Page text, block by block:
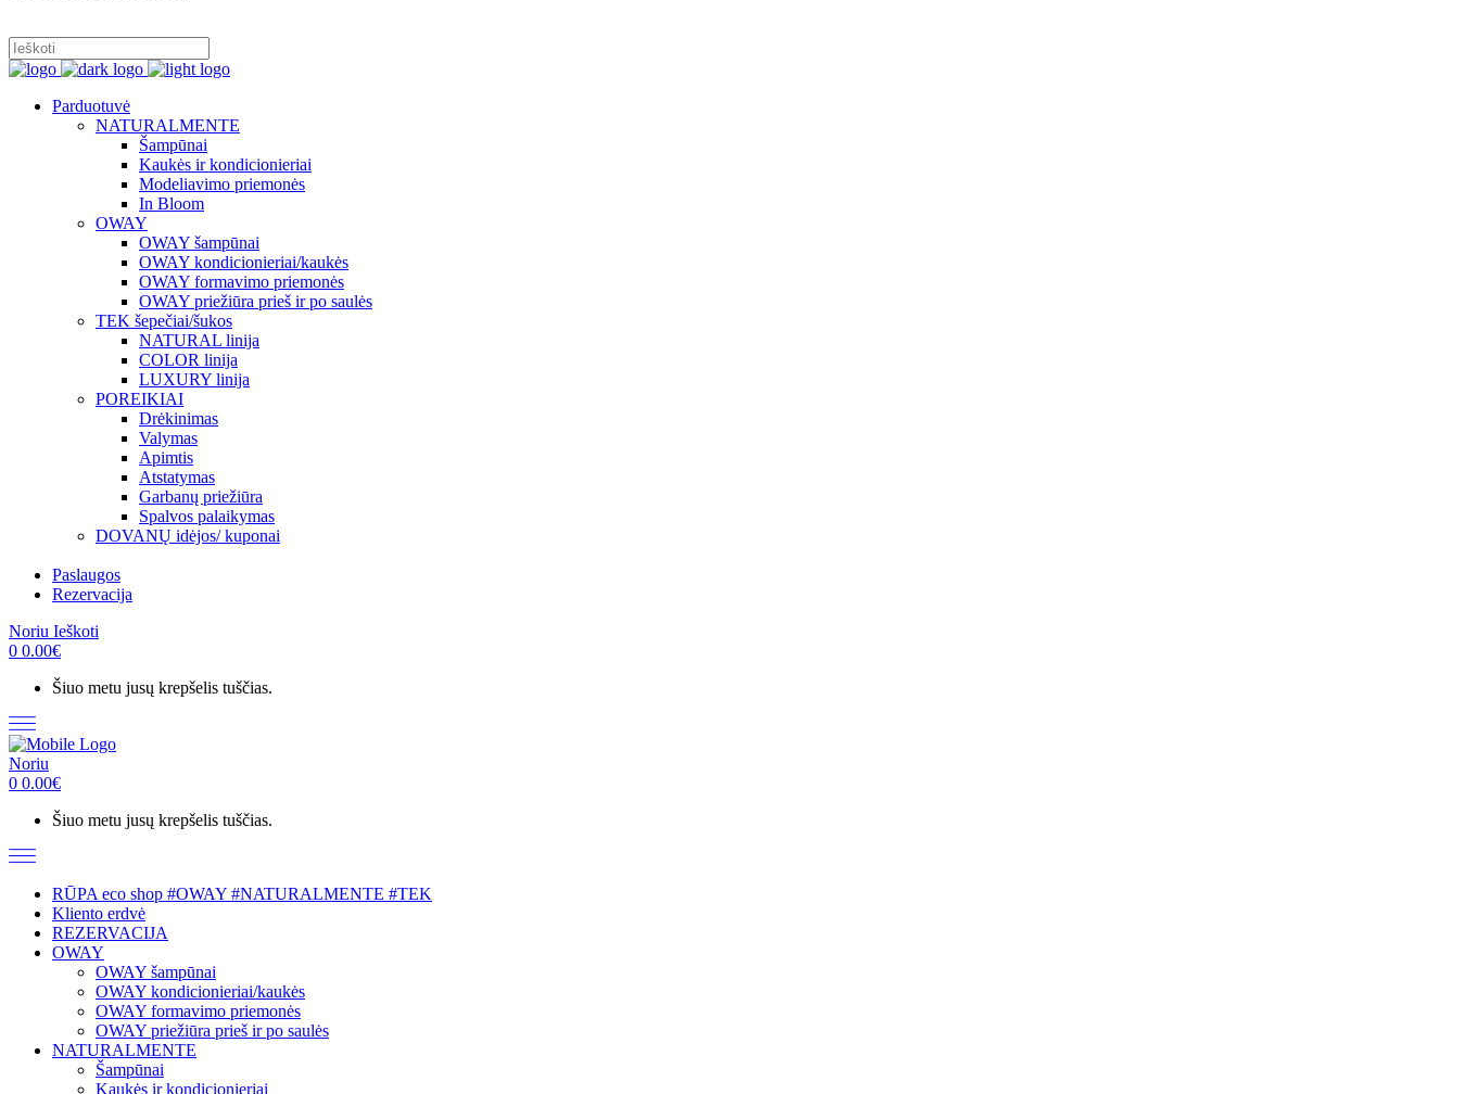
Parduotuvė
NATURALMENTE
Šampūnai
Kaukės ir kondicionieriai
Modeliavimo priemonės
In Bloom
OWAY
OWAY šampūnai
OWAY kondicionieriai/kaukės
OWAY formavimo priemonės
OWAY priežiūra prieš ir po saulės
TEK šepečiai/šukos
NATURAL linija
COLOR linija
LUXURY linija
POREIKIAI
Drėkinimas
Valymas
Apimtis
Atstatymas
Garbanų priežiūra
Spalvos palaikymas
DOVANŲ idėjos/ kuponai
Paslaugos
Rezervacija
Noriu Ieškoti
0 0.00€
Šiuo metu jusų krepšelis tuščias.
Noriu
0 0.00€
Šiuo metu jusų krepšelis tuščias.
RŪPA eco shop #OWAY #NATURALMENTE #TEK
Kliento erdvė
REZERVACIJA
OWAY
OWAY šampūnai
OWAY kondicionieriai/kaukės
OWAY formavimo priemonės
OWAY priežiūra prieš ir po saulės
NATURALMENTE
Šampūnai
Kaukės ir kondicionieriai